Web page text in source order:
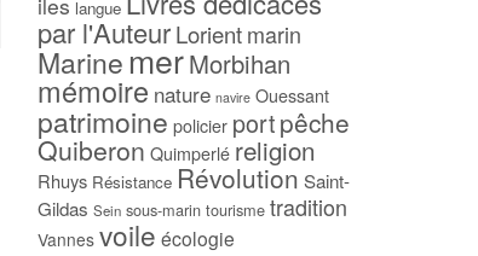
AJOUTER AU PANIER
Ajouter à ma Wishlist
langue
par l'Auteur Lorient marin
Marine merMorbihan
mémoire nature navire Ouessant
patrimoine policier portpêche
Quiberon Quimperlé religion
Rhuys Résistance Révolution Saint-
Gildas Sein sous-marin tourisme tradition
Vannes voile écologie